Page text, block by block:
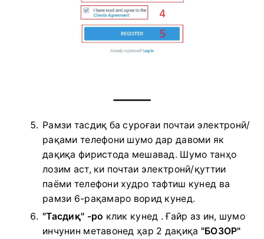
Рамзи тасдиқ ба суроғаи почтаи электронӣ/
рақами телефони шумо дар давоми як
дақиқа фиристода мешавад. Шумо танҳо
лозим аст, ки почтаи электронӣ/қуттии
паёми телефони худро тафтиш кунед ва
рамзи 6-рақамаро ворид кунед.
"Тасдиқ" -ро клик кунед .Ғайр аз ин, шумо
инчунин метавонед ҳар 2 дақиқа "БОЗОР"